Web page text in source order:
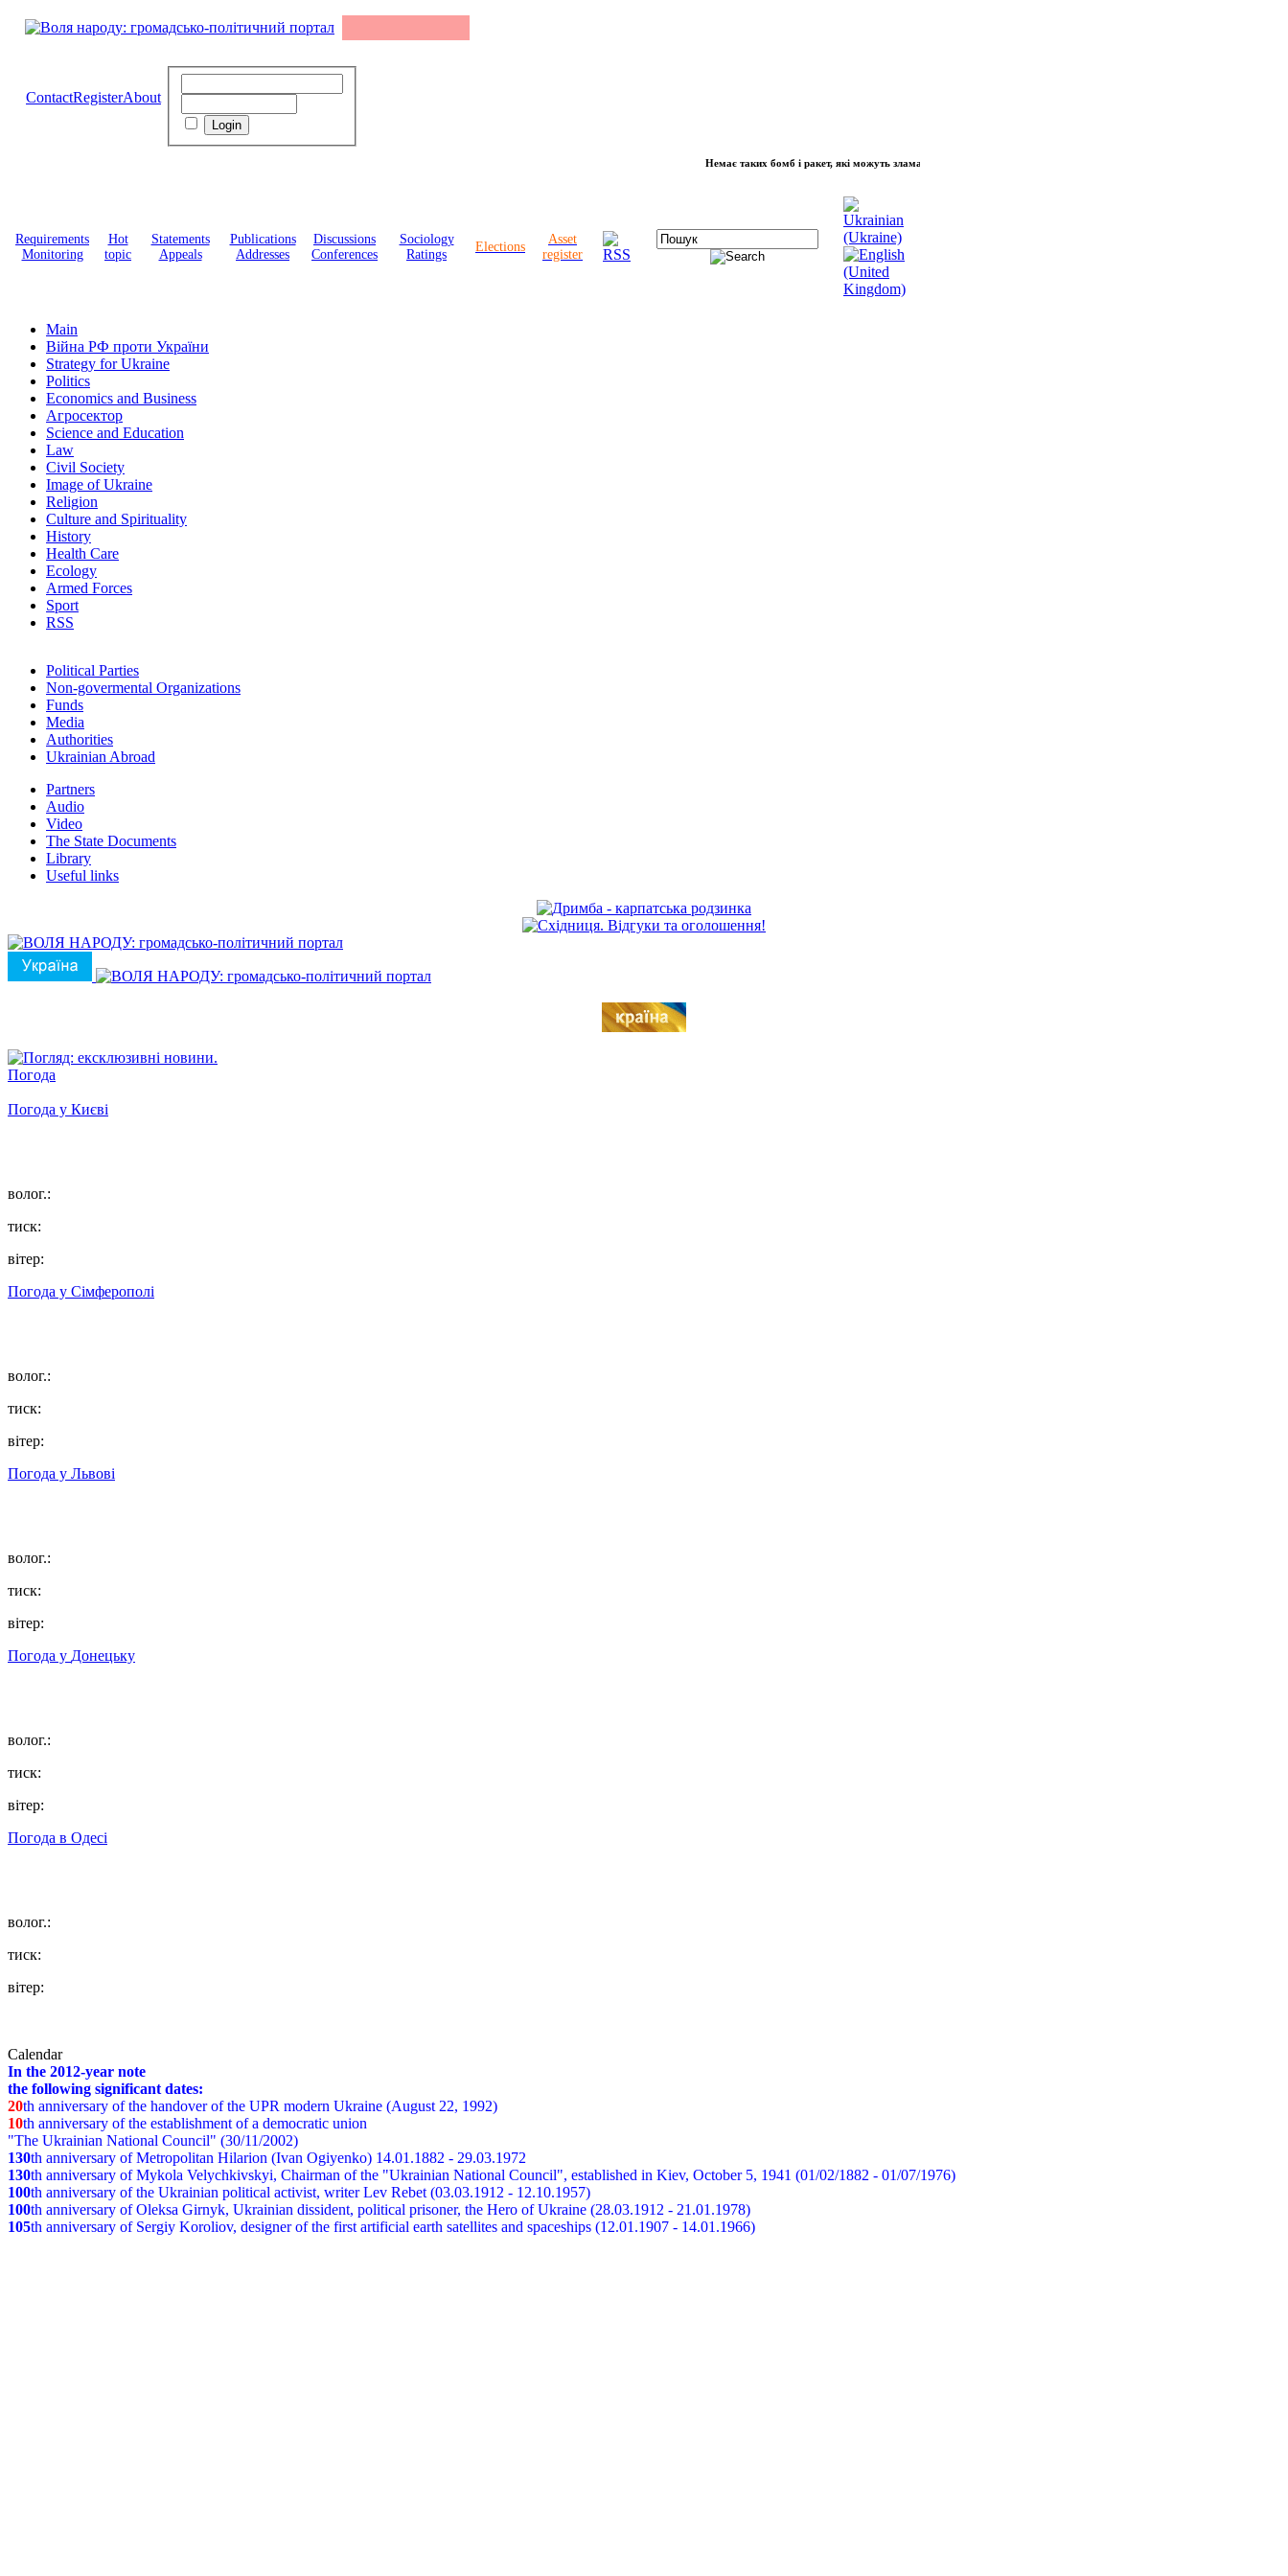
ContactRegisterAbout
Немає таких бомб і ракет, які можуть зламати волю народу, - Президент України Володимир Зеленський
Requirements
Monitoring
Hot
topic
Statements
Appeals
Publications
Addresses
Discussions
Conferences
Sociology
Ratings
Elections
Asset
register
Main
Війна РФ проти України
Strategy for Ukraine
Politics
Economics and Business
Агросектор
Science and Education
Law
Civil Society
Image of Ukraine
Religion
Culture and Spirituality
History
Health Care
Ecology
Armed Forces
Sport
RSS
Political Parties
Non-govermental Organizations
Funds
Мedia
Authorities
Ukrainian Abroad
Partners
Audio
Video
The State Documents
Library
Useful links
Погода
Погода у Києві
волог.:
тиск:
вітер:
Погода у Сімферополі
волог.:
тиск:
вітер:
Погода у Львові
волог.:
тиск:
вітер:
Погода у Донецьку
волог.:
тиск:
вітер:
Погода в Одесі
волог.:
тиск:
вітер:
Calendar
In the 2012-year note
the following significant dates:
20th anniversary of the handover of the UPR modern Ukraine (August 22, 1992)
10th anniversary of the establishment of a democratic union
"The Ukrainian National Council" (30/11/2002)
130th anniversary of Metropolitan Hilarion (Ivan Ogiyenko) 14.01.1882 - 29.03.1972
130th anniversary of Mykola Velychkivskyi, Chairman of the "Ukrainian National Council", established in Kiev, October 5, 1941 (01/02/1882 - 01/07/1976)
100th anniversary of the Ukrainian political activist, writer Lev Rebet (03.03.1912 - 12.10.1957)
100th anniversary of Oleksa Girnyk, Ukrainian dissident, political prisoner, the Hero of Ukraine (28.03.1912 - 21.01.1978)
105th anniversary of Sergiy Koroliov, designer of the first artificial earth satellites and spaceships (12.01.1907 - 14.01.1966)